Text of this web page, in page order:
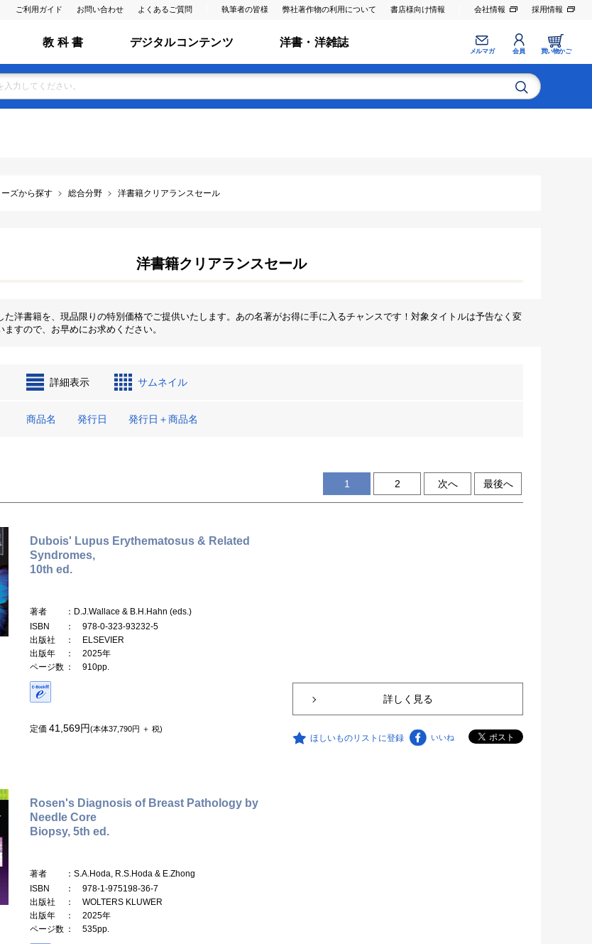
ご利用ガイド お問い合わせ よくあるご質問 執筆者の皆様 弊社著作物の利用について 書店様向け情報 会社情報 採用情報
教 科 書 デジタルコンテンツ 洋書・洋雑誌
メルマガ 会員 買い物かご
ーズから探す 総合分野 洋書籍クリアランスセール
洋書籍クリアランスセール
た洋書籍を、現品限りの特別価格でご提供いたします。あの名著がお得に手に入るチャンスです！対象タイトルは予告なく変
すので、お早めにお求めください。
詳細表示 サムネイル
商品名 発行日 発行日＋商品名
1 2 次へ 最後へ
Dubois' Lupus Erythematosus & Related
Syndromes,
10th ed.
著者
：D.J.Wallace & B.H.Hahn (eds.)
ISBN
： 978-0-323-93232-5
出版社
： ELSEVIER
出版年
： 2025年
ページ数 ： 910pp.
定価 41,569円(本体37,790円 ＋ 税)
詳しく見る
ほしいものリストに登録 いいね
Rosen's Diagnosis of Breast Pathology by
Needle Core
Biopsy, 5th ed.
著者
：S.A.Hoda, R.S.Hoda & E.Zhong
ISBN
： 978-1-975198-36-7
出版社
： WOLTERS KLUWER
出版年
： 2025年
ページ数 ： 535pp.